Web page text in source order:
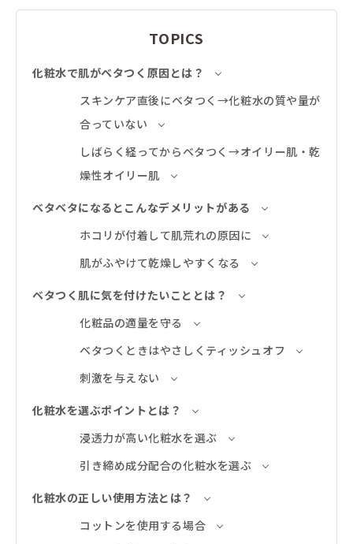
TOPICS
化粧水で肌がベタつく原因とは？
スキンケア直後にベタつく→化粧水の質や量が
合っていない
しばらく経ってからベタつく→オイリー肌・乾
燥性オイリー肌
ベタベタになるとこんなデメリットがある
ホコリが付着して肌荒れの原因に
肌がふやけて乾燥しやすくなる
ベタつく肌に気を付けたいこととは？
化粧品の適量を守る
ベタつくときはやさしくティッシュオフ
刺激を与えない
化粧水を選ぶポイントとは？
浸透力が高い化粧水を選ぶ
引き締め成分配合の化粧水を選ぶ
化粧水の正しい使用方法とは？
コットンを使用する場合